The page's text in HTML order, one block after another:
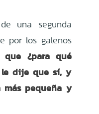
una segunda
por los galenos
que ¿para qué
le dije que sí, y
pequeña y